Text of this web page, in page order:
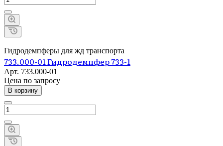
Гидродемпферы для жд транспорта
733.000-01 Гидродемпфер 733-1
Арт. 733.000-01
Цена по запросу
В корзину